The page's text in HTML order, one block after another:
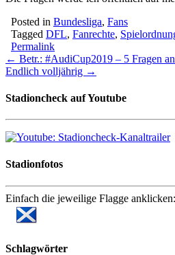
Posted in Bundesliga, Fans
Tagged DFL, Fanrechte,
Permalink
Post
navigation
← Betr.: #AudiCup2019 – 5 Fragen
Endlich volljährig →
Stadioncheck auf Youtube
Stadionfotos
Einfach die jeweilige Flagge anklicken:
Schlagwörter